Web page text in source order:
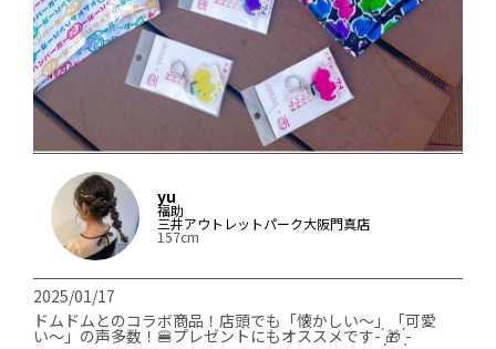
yu
福助
三井アウトレットパーク大阪門真店
157cm
2025/01/17
ドムドムとのコラボ商品！店頭でも「懐かしい〜」「可愛
い〜」の声多数！🍔プレゼントにもオススメです- ̗̀🎁 ̖́-